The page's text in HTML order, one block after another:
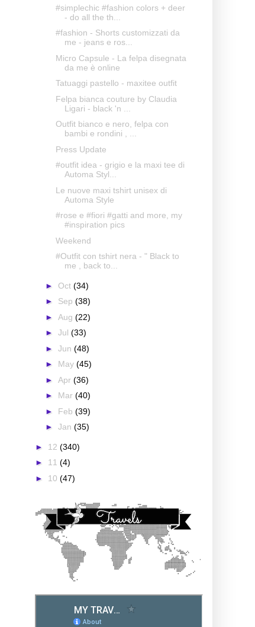
#simplechic #fashion colors + deer
- do all the th...
#fashion - Shorts customizzati da
me - jeans e ros...
Micro Capsule - La felpa disegnata
da me è online
Tatuaggi pastello - maxitee outfit
Felpa bianca couture by Claudia
Ligari - black 'n ...
Outfit bianco e nero, felpa con
bambi e rondini , ...
Press Update
#outfit idea - grigio e la maxi tee di
Automa Styl...
Le nuove maxi tshirt unisex di
Automa Style
#rose e #fiori #gatti and more, my
#inspiration pics
Weekend
#Outfit con tshirt nera - " Black to
me , back to...
► Oct (34)
► Sep (38)
► Aug (22)
► Jul (33)
► Jun (48)
► May (45)
► Apr (36)
► Mar (40)
► Feb (39)
► Jan (35)
► 12 (340)
► 11 (4)
► 10 (47)